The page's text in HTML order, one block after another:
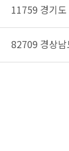
11759 경기
82709 경상남